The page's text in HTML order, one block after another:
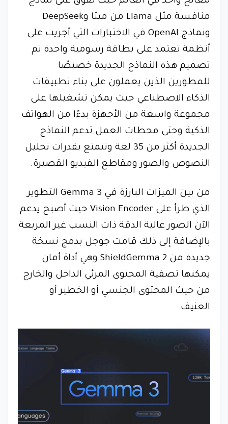
منافسة مثل Llama من ميتا وDeepSeek
ونماذج OpenAI في الاختبارات التي أجريت على
أنظمة تعتمد على بطاقة رسومية واحدة تم
تصميم هذه النماذج الجديدة خصيصًا
للمطورين الذين يعملون على بناء تطبيقات
الذكاء الاصطناعي حيث يمكن تشغيلها على
مجموعة واسعة من الأجهزة بدءًا من الهواتف
الذكية وحتى محطات العمل تدعم النماذج
الجديدة أكثر من 35 لغة وتتمتع بقدرات تحليل
النصوص والصور ومقاطع الفيديو القصيرة.
من بين الميزات البارزة في Gemma 3 التطوير
الذي طرأ على Vision Encoder حيث أصبح يدعم
الآن الصور عالية الدقة ذات النسب غير المربعة
بالإضافة إلى ذلك قامت جوجل بدمج نسخة
جديدة من ShieldGemma 2 وهي أداة أمان
يمكنها تصفية المحتوى المرئي الداخل والخارج
من حيث المحتوى الجنسي أو الخطير أو
العنيف.